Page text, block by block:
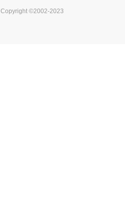
Copyright ©2002-2023